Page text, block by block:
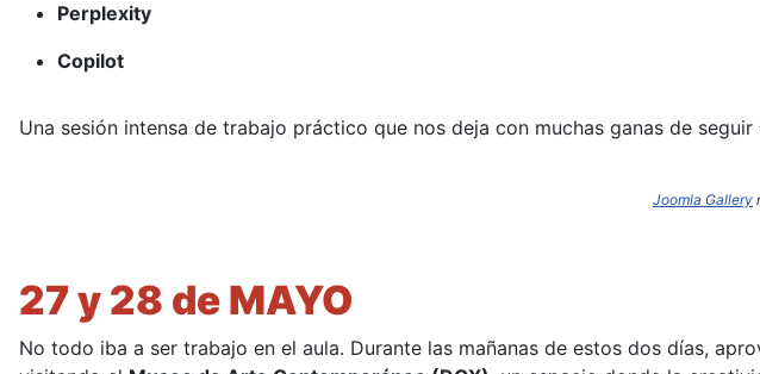
Perplexity
Copilot
Una sesión intensa de trabajo práctico que nos deja con muchas ganas de
Joomla Gallery
27 y 28 de MAYO
No todo iba a ser trabajo en el aula. Durante las mañanas de estos dos días,